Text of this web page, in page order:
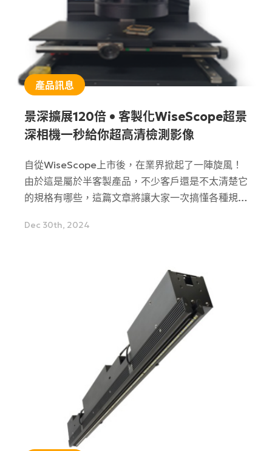
產品訊息
景深擴展120倍 • 客製化WiseScope超景
深相機一秒給你超高清檢測影像
自從WiseScope上市後，在業界掀起了一陣旋風！
由於這是屬於半客製產品，不少客戶還是不太清楚它
的規格有哪些，這篇文章將讓大家一次搞懂各種規格
Dec 30th, 2024